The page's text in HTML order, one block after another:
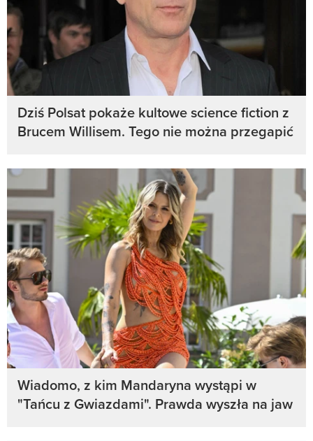
Dziś Polsat pokaże kultowe science fiction z
Brucem Willisem. Tego nie można przegapić
Wiadomo, z kim Mandaryna wystąpi w
"Tańcu z Gwiazdami". Prawda wyszła na jaw